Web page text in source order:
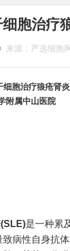
胞治疗
来源：严选细胞网
胞治疗狼疮肾
附属中山医院
是一种累
病性自身抗